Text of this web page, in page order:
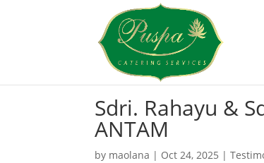
Sdri. Rahayu &
ANTAM
by maolana | Oct 24, 2025 |